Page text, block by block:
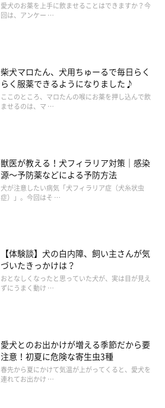
愛犬のお薬を上手に飲ませることはできますか？今
回は、アンケー …
柴犬マロたん、犬用ちゅーるで毎日らく
らく服薬できるようになりました♪
ここのところ、マロたんの喉にお薬を押し込んで飲
ませるのは、マ …
獣医が教える！犬フィラリア対策｜感染
源～予防薬などによる予防方法
犬が注意したい病気「犬フィラリア症（犬糸状虫
症）」。今回はそ …
【体験談】犬の白内障、飼い主さんが気
づいたきっかけは？
おとなしくなったと思っていた犬が、実は目が見え
ずにうまく動け …
愛犬とのお出かけが増える季節だから要
注意！初夏に危険な寄生虫3種
春先から夏にかけて気温が上がってくると、愛犬を
連れてお出かけ …